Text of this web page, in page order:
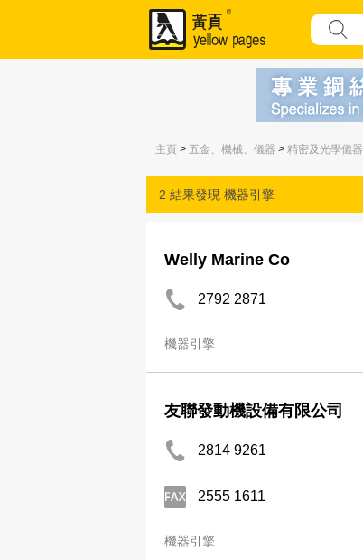
主頁 > 五金、機械、儀器 > 精密及光學儀器
2 結果發現 機器引擎
Welly Marine Co
2792 2871
機器引擎
友聯發動機設備有限公司
2814 9261
2555 1611
機器引擎